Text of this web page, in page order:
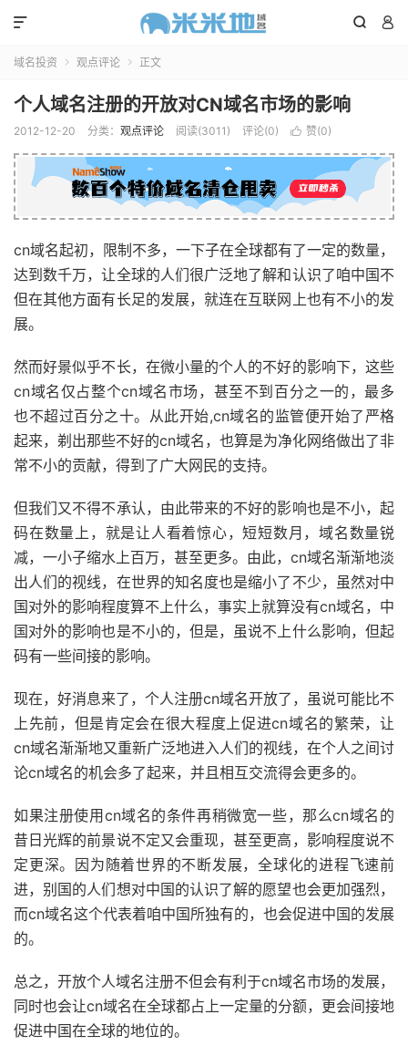
 

域名投资  观点评论  正文
个人域名注册的开放对CN域名市场的影响
2012-12-20 分类： 观点评论 阅读(3011) 评论(0)  赞(0)
cn域名起初，限制不多，一下子在全球都有了一定的数量，
达到数千万，让全球的人们很广泛地了解和认识了咱中国不
但在其他方面有长足的发展，就连在互联网上也有不小的发
展。
然而好景似乎不长，在微小量的个人的不好的影响下，这些
cn域名仅占整个cn域名市场，甚至不到百分之一的，最多
也不超过百分之十。从此开始,cn域名的监管便开始了严格
起来，剃出那些不好的cn域名，也算是为净化网络做出了非
常不小的贡献，得到了广大网民的支持。
但我们又不得不承认，由此带来的不好的影响也是不小，起
码在数量上，就是让人看着惊心，短短数月，域名数量锐
减，一小子缩水上百万，甚至更多。由此，cn域名渐渐地淡
出人们的视线，在世界的知名度也是缩小了不少，虽然对中
国对外的影响程度算不上什么，事实上就算没有cn域名，中
国对外的影响也是不小的，但是，虽说不上什么影响，但起
码有一些间接的影响。
现在，好消息来了，个人注册cn域名开放了，虽说可能比不
上先前，但是肯定会在很大程度上促进cn域名的繁荣，让
cn域名渐渐地又重新广泛地进入人们的视线，在个人之间讨
论cn域名的机会多了起来，并且相互交流得会更多的。
如果注册使用cn域名的条件再稍微宽一些，那么cn域名的
昔日光辉的前景说不定又会重现，甚至更高，影响程度说不
定更深。因为随着世界的不断发展，全球化的进程飞速前
进，别国的人们想对中国的认识了解的愿望也会更加强烈，
而cn域名这个代表着咱中国所独有的，也会促进中国的发展
的。
总之，开放个人域名注册不但会有利于cn域名市场的发展，
同时也会让cn域名在全球都占上一定量的分额，更会间接地
促进中国在全球的地位的。